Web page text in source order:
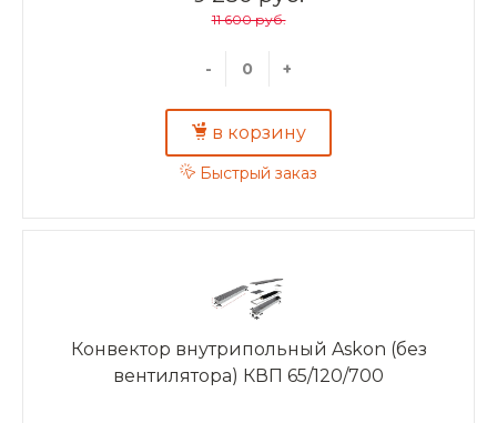
11 600 руб.
- +
в корзину
Быстрый заказ
Конвектор внутрипольный Askon (без
вентилятора) КВП 65/120/700